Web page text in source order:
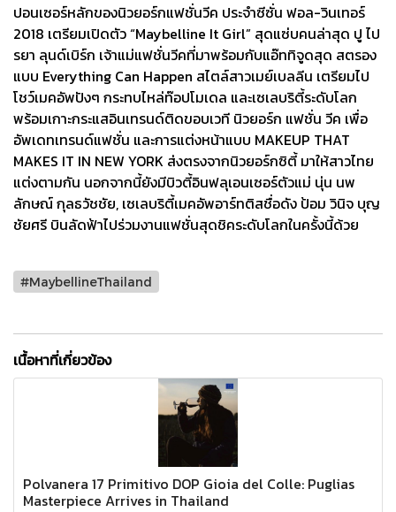
ปอนเซอร์หลักของนิวยอร์กแฟชั่นวีค ประจำซีซั่น ฟอล-วินเทอร์
2018 เตรียมเปิดตัว “Maybelline It Girl” สุดแซ่บคนล่าสุด ปู ไป
รยา ลุนด์เบิร์ก เจ้าแม่แฟชั่นวีคที่มาพร้อมกับแอ๊ททิจูดสุด สตรอง
แบบ Everything Can Happen สไตล์สาวเมย์เบลลีน เตรียมไป
โชว์เมคอัพปังๆ กระทบไหล่ท๊อปโมเดล และเซเลบริตี้ระดับโลก
พร้อมเกาะกระแสอินเทรนด์ติดขอบเวที นิวยอร์ก แฟชั่น วีค เพื่อ
อัพเดทเทรนด์แฟชั่น และการแต่งหน้าแบบ MAKEUP THAT
MAKES IT IN NEW YORK ส่งตรงจากนิวยอร์กซิตี้ มาให้สาวไทย
แต่งตามกัน นอกจากนี้ยังมีบิวตี้อินฟลุเอนเซอร์ตัวแม่ นุ่น นพ
ลักษณ์ กุลธวัชชัย, เซเลบริตี้เมคอัพอาร์ทติสชื่อดัง ป้อม วินิจ บุญ
ชัยศรี บินลัดฟ้าไปร่วมงานแฟชั่นสุดชิคระดับโลกในครั้งนี้ด้วย
#MaybellineThailand
เนื้อหาที่เกี่ยวข้อง
Polvanera 17 Primitivo DOP Gioia del Colle: Puglias
Masterpiece Arrives in Thailand